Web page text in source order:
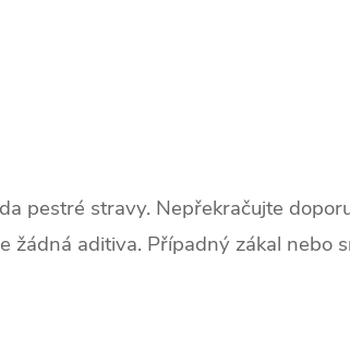
pestré stravy. Nepřekračujte
žádná aditiva. Případný zákal nebo